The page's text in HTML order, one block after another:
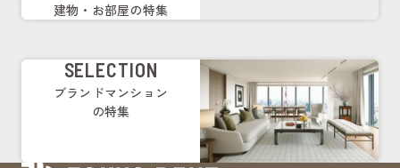
建物・お部屋の特集
SELECTION
ブランドマンション
の特集